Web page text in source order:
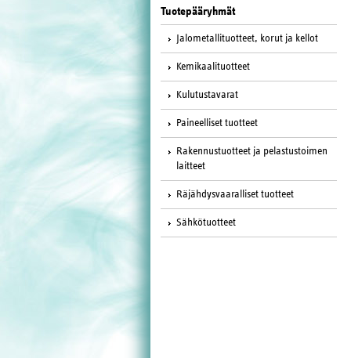
Tuotepääryhmät
Jalometallituotteet, korut ja kellot
Kemikaalituotteet
Kulutustavarat
Paineelliset tuotteet
Rakennustuotteet ja pelastustoimen
laitteet
Räjähdysvaaralliset tuotteet
Sähkötuotteet